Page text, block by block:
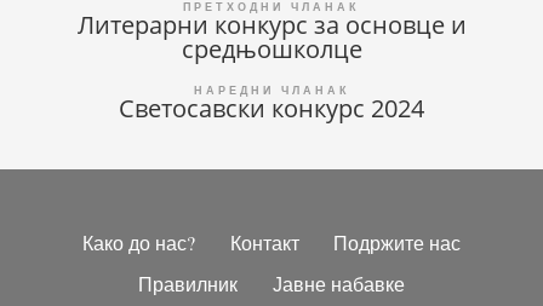
Кретање
чланка
Литерарни конкурс за основце и
средњошколце
Светосавски конкурс 2024
Како до нас? Контакт
Подржите нас
Правилник
Јавне набавке